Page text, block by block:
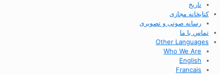
تاریخ
کتابخانه مجازی
رسانه صوتی و تصویری
تماس با ما
Other Languages
Who We Are
English
Francais